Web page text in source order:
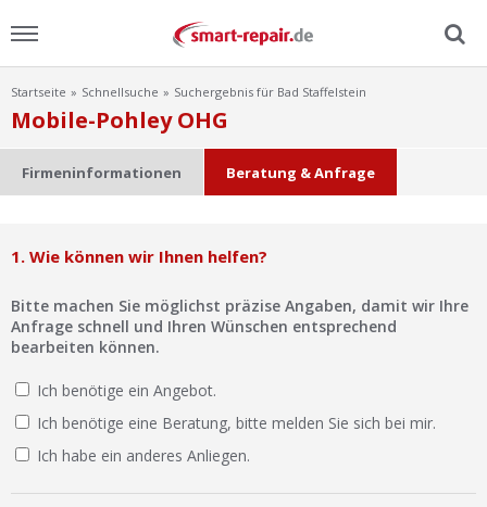
Menu
Home
Ratgeber
FAQ
Lexikon
Video
Ist Ihre Werkstatt schon dabei?
Startseite Schnellsuche Suchergebnis für Bad Staffelstein
Mobile-Pohley OHG
Firmeninformationen Beratung & Anfrage
1. Wie können wir Ihnen helfen?
Bitte machen Sie möglichst präzise Angaben, damit wir Ihre
Anfrage schnell und Ihren Wünschen entsprechend
bearbeiten können.
Ich benötige ein Angebot.
Ich benötige eine Beratung, bitte melden Sie sich bei mir.
Ich habe ein anderes Anliegen.